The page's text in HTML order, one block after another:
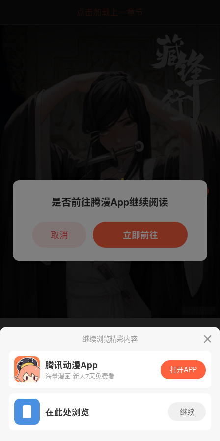
点击加载上一章节
App免费看
腾漫App免费看
继续浏览精彩内容
腾讯动漫App
海量漫画 新人7天免费看
打开APP
在此处浏览 继续
本章节仅支持App阅读，可打开App新用
户7天免费看
是否前往腾漫App继续阅读
立即前往
取消